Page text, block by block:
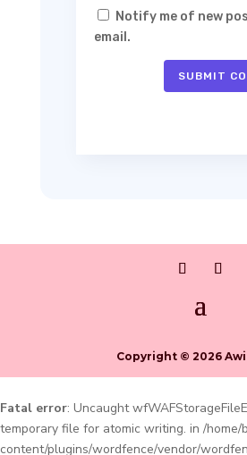
Notify me of new
email.
SUBMIT
Copyright © 2026
Fatal error: Uncaught
temporary file for atomic writing. in /
content/plugins/wordfence/vendor/